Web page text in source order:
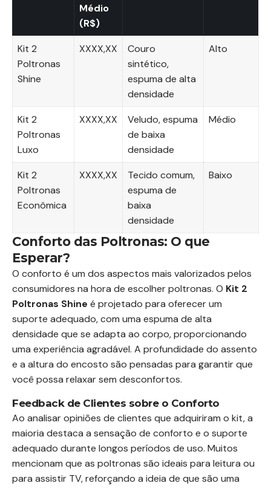
Médio
(R$)
Kit 2
Poltronas
Shine
XXXX,XX
Couro
sintético,
espuma de alta
densidade
Alto
Kit 2
Poltronas
Luxo
XXXX,XX
Veludo, espuma
de baixa
densidade
Médio
Kit 2
Poltronas
Econômica
XXXX,XX
Tecido comum,
espuma de
baixa
densidade
Baixo
Conforto das Poltronas: O que
Esperar?
O conforto é um dos aspectos mais valorizados pelos
consumidores na hora de escolher poltronas. O Kit 2
Poltronas Shine é projetado para oferecer um
suporte adequado, com uma espuma de alta
densidade que se adapta ao corpo, proporcionando
uma experiência agradável. A profundidade do assento
e a altura do encosto são pensadas para garantir que
você possa relaxar sem desconfortos.
Feedback de Clientes sobre o Conforto
Ao analisar opiniões de clientes que adquiriram o kit, a
maioria destaca a sensação de conforto e o suporte
adequado durante longos períodos de uso. Muitos
mencionam que as poltronas são ideais para leitura ou
para assistir TV, reforçando a ideia de que são uma